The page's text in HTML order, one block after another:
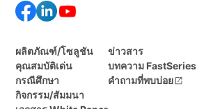
ผลิตภัณฑ์/โซลูชัน
คุณสมบัติเด่น
กรณีศึกษา
กิจกรรม/สัมมนา
ข่าวสาร
บทความ FastSeries
คำถามที่พบบ่อย